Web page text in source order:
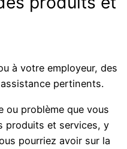
à votre employeur, des
pertinents.
ou problème que vous
produits et services, y
pourriez avoir sur la